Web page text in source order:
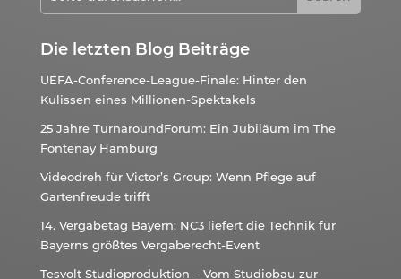
Die letzten Blog Beiträge
UEFA-Conference-League-Finale: Hinter den
Kulissen eines Millionen-Spektakels
25 Jahre TurnaroundForum: Ein Jubiläum im The
Fontenay Hamburg
Videodreh für Victor’s Group: Wenn Pflege auf
Gartenfreude trifft
14. Vergabetag Bayern: NC3 liefert die Technik für
Bayerns größtes Vergaberecht-Event
Tesvolt Studioproduktion – Vom Studiobau zur